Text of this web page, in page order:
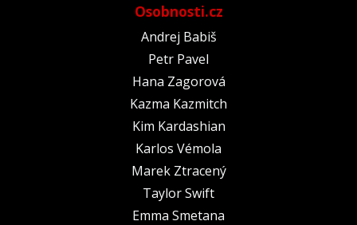
Osobnosti.cz
Andrej Babiš
Petr Pavel
Hana Zagorová
Kazma Kazmitch
Kim Kardashian
Karlos Vémola
Marek Ztracený
Taylor Swift
Emma Smetana